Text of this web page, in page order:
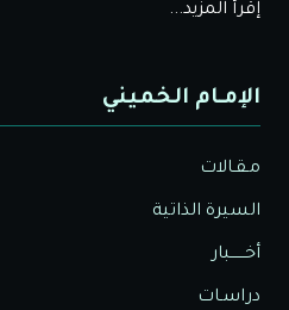
إقرأ المزيد...
الإمـام الخميني
مـقـالات
السيرة الذاتية
أخــــــبار
دراسـات